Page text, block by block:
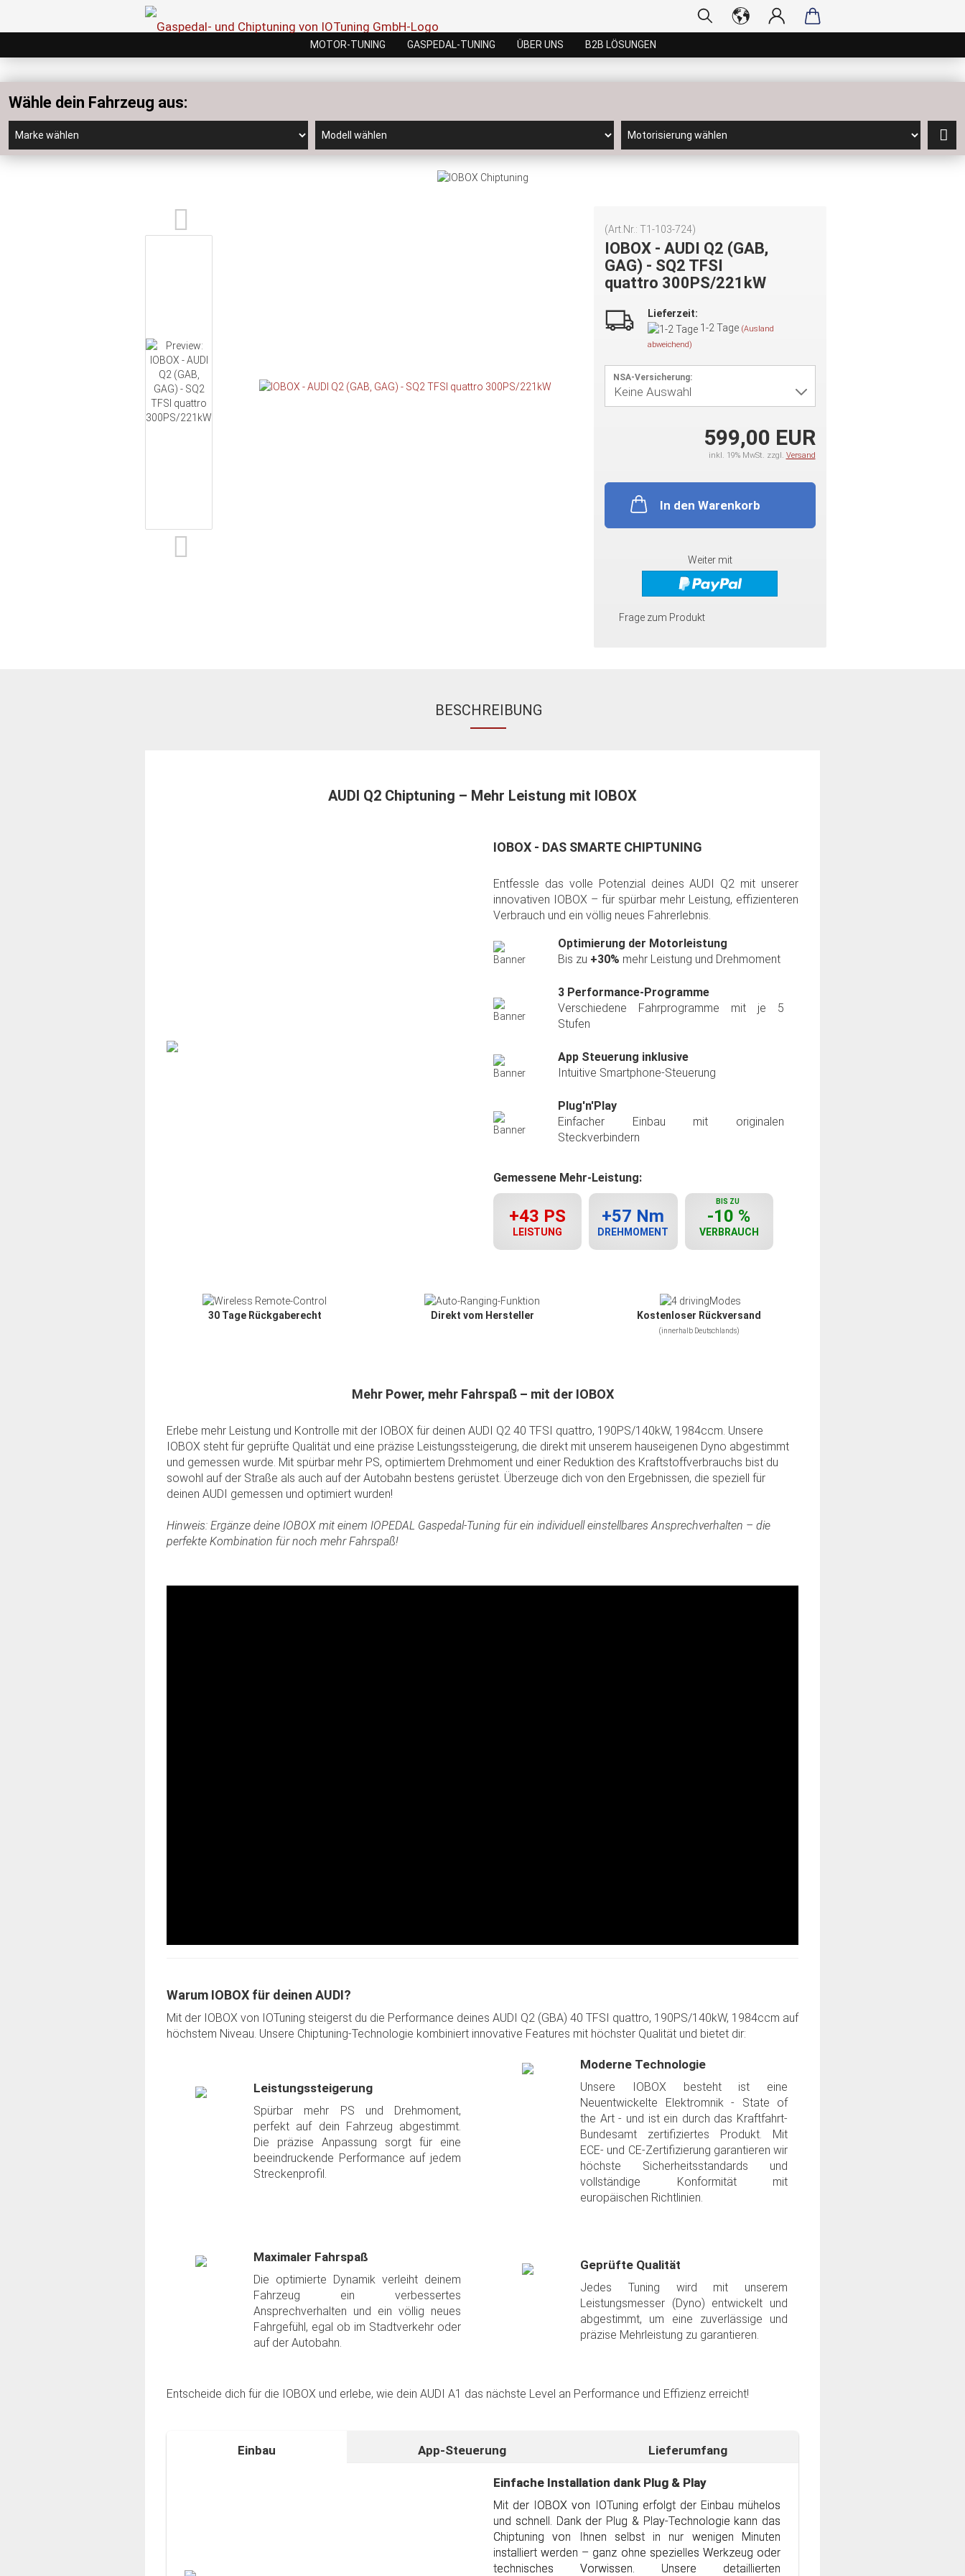
MOTOR-TUNING GASPEDAL-TUNING ÜBER UNS B2B LÖSUNGEN
Wähle dein Fahrzeug aus:
(Art.Nr.:T1-103-724)
IOBOX - AUDI Q2 (GAB,
GAG) - SQ2 TFSI
quattro 300PS/221kW
Lieferzeit:
1-2 Tage (Ausland
abweichend)
NSA-Versicherung:
599,00 EUR
inkl. 19% MwSt. zzgl. Versand
In den Warenkorb
Weiter mit
Frage zum Produkt
BESCHREIBUNG
AUDI Q2 Chiptuning – Mehr Leistung mit IOBOX
IOBOX - DAS SMARTE CHIPTUNING
Entfessle das volle Potenzial deines AUDI Q2 mit unserer
innovativen IOBOX – für spürbar mehr Leistung, effizienteren
Verbrauch und ein völlig neues Fahrerlebnis.
Optimierung der Motorleistung
Bis zu +30% mehr Leistung und Drehmoment
3 Performance-Programme
Verschiedene Fahrprogramme mit je 5
Stufen
App Steuerung inklusive
Intuitive Smartphone-Steuerung
Plug'n'Play
Einfacher Einbau mit originalen
Steckverbindern
Gemessene Mehr-Leistung:
+43 PS
LEISTUNG
+57 Nm
DREHMOMENT
BIS ZU
-10 %
VERBRAUCH
30 Tage Rückgaberecht Direkt vom Hersteller Kostenloser Rückversand
(innerhalb Deutschlands)
Mehr Power, mehr Fahrspaß – mit der IOBOX
Erlebe mehr Leistung und Kontrolle mit der IOBOX für deinen AUDI Q2 40 TFSI quattro, 190PS/140kW, 1984ccm. Unsere
IOBOX steht für geprüfte Qualität und eine präzise Leistungssteigerung, die direkt mit unserem hauseigenen Dyno abgestimmt
und gemessen wurde. Mit spürbar mehr PS, optimiertem Drehmoment und einer Reduktion des Kraftstoffverbrauchs bist du
sowohl auf der Straße als auch auf der Autobahn bestens gerüstet. Überzeuge dich von den Ergebnissen, die speziell für
deinen AUDI gemessen und optimiert wurden!
Hinweis: Ergänze deine IOBOX mit einem IOPEDAL Gaspedal-Tuning für ein individuell einstellbares Ansprechverhalten – die
perfekte Kombination für noch mehr Fahrspaß!
Warum IOBOX für deinen AUDI?
Mit der IOBOX von IOTuning steigerst du die Performance deines AUDI Q2 (GBA) 40 TFSI quattro, 190PS/140kW, 1984ccm auf
höchstem Niveau. Unsere Chiptuning-Technologie kombiniert innovative Features mit höchster Qualität und bietet dir:
Leistungssteigerung
Spürbar mehr PS und Drehmoment,
perfekt auf dein Fahrzeug abgestimmt.
Die präzise Anpassung sorgt für eine
beeindruckende Performance auf jedem
Streckenprofil.
Moderne Technologie
Unsere IOBOX besteht ist eine
Neuentwickelte Elektromnik - State of
the Art - und ist ein durch das Kraftfahrt-
Bundesamt zertifiziertes Produkt. Mit
ECE- und CE-Zertifizierung garantieren wir
höchste Sicherheitsstandards und
vollständige Konformität mit
europäischen Richtlinien.
Maximaler Fahrspaß
Die optimierte Dynamik verleiht deinem
Fahrzeug ein verbessertes
Ansprechverhalten und ein völlig neues
Fahrgefühl, egal ob im Stadtverkehr oder
auf der Autobahn.
Geprüfte Qualität
Jedes Tuning wird mit unserem
Leistungsmesser (Dyno) entwickelt und
abgestimmt, um eine zuverlässige und
präzise Mehrleistung zu garantieren.
Entscheide dich für die IOBOX und erlebe, wie dein AUDI A1 das nächste Level an Performance und Effizienz erreicht!
Einbau App-Steuerung Lieferumfang
Einfache Installation dank Plug & Play
Mit der IOBOX von IOTuning erfolgt der Einbau mühelos
und schnell. Dank der Plug & Play-Technologie kann das
Chiptuning von Ihnen selbst in nur wenigen Minuten
installiert werden – ganz ohne spezielles Werkzeug oder
technisches Vorwissen. Unsere detaillierten
Volle Kontrolle mit der kostenlosen IOTuning-App
Ihr IOBOX-Chiptuning ganz bequem per Smartphone zu
steuern. Wählen Sie zwischen drei perfekt abgestimmten
Leistungsstufen, um Ihr Fahrzeug individuell an Ihre
Bedürfnisse anzupassen:
XTREME– Maximale Performance für ein beeindruckendes
Lieferumfang der IOBOX-Leistungssteigerung
die einfache Installation und Nutzung benötigen:
IOBOX-Modul – Hochwertige Technologie, optimal
abgestimmt auf Ihr Fahrzeug.
Fahrzeugspezifischer Kabelsatz – Für eine einfache Plug &
Play-Installation.